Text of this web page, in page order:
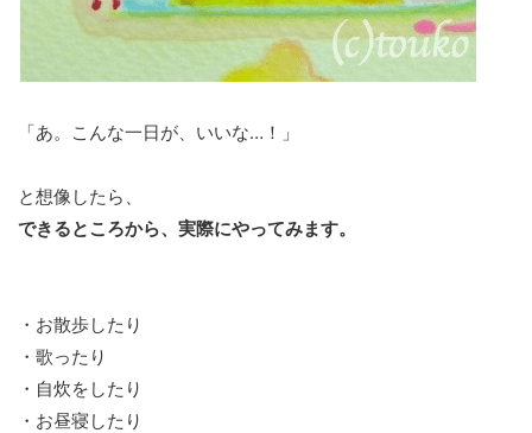
「あ。こんな一日が、いいな…！」
と想像したら、
できるところから、実際にやってみます。
・お散歩したり
・歌ったり
・自炊をしたり
・お昼寝したり